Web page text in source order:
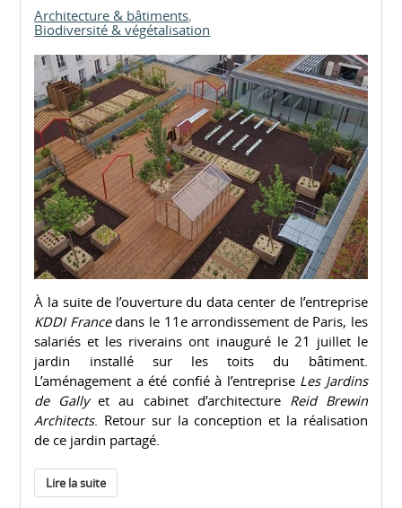
Architecture & bâtiments
Biodiversité & végétalisation
À la suite de l’ouverture du data center de l’entreprise
KDDI Francedans le 11e arrondissement de Paris, les
salariés et les riverains ont inauguré le 21 juillet le
jardin installé sur les toits du bâtiment.
L’aménagement a été confié à l’entreprise Les Jardins
de Gallyet au cabinet d’architecture Reid Brewin
Architects. Retour sur la conception et la réalisation
de ce jardin partagé.
Lire la suite